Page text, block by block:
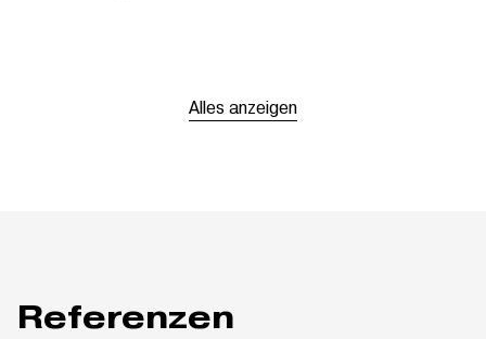
Alles anzeigen
Referenzen